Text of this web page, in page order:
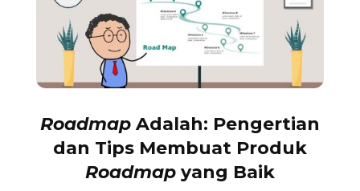
RoadmapAdalah: Pengertian
dan Tips Membuat Produk
Roadmapyang Baik